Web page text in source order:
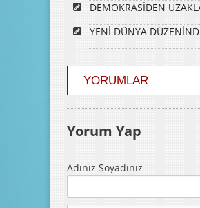
DEMOKRASİDEN
YENİ DÜNYA
YORUMLAR
Yorum Yap
Adınız Soyadınız